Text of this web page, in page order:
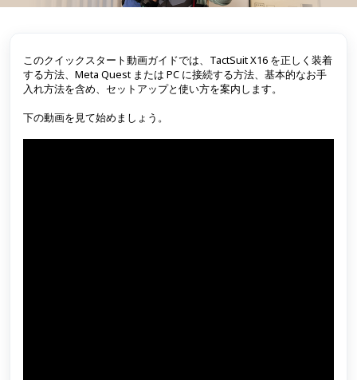
このクイックスタート動画ガイドでは、TactSuit X16 を正しく装着
する方法、Meta Quest または PC に接続する方法、基本的なお手
入れ方法を含め、セットアップと使い方を案内します。
下の動画を見て始めましょう。